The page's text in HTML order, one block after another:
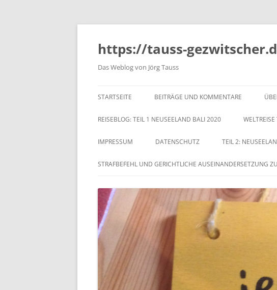
https://tauss-
Das Weblog von Jörg Tauss
STARTSEITE BEITRÄGE UND KOMMENTARE
REISEBLOG: TEIL 1 NEUSEELAND BALI 2020
IMPRESSUM DATENSCHUTZ TEIL 2:
STRAFBEFEHL UND GERICHTLICHE AUSEINANDERSETZUNG